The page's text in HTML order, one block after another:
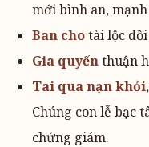
mới bình an,
Ban chotài lộc
Gia quyếnthuận
Tai qua nạn khỏi
Chúng con lễ bạc
chứng giám.